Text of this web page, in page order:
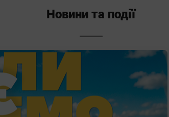
Новини та події